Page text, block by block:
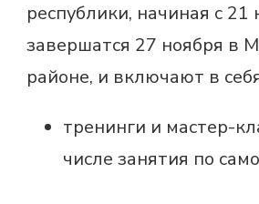
республики, начиная с 21
завершатся 27 ноября в
районе, и включают в
тренинги и мастер-
числе занятия по